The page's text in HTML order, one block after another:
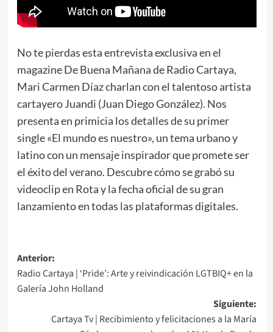
No te pierdas esta entrevista exclusiva en el
magazine De Buena Mañana de Radio Cartaya,
Mari Carmen Díaz charlan con el talentoso artista
cartayero Juandi (Juan Diego González). Nos
presenta en primicia los detalles de su primer
single «El mundo es nuestro», un tema urbano y
latino con un mensaje inspirador que promete ser
el éxito del verano. Descubre cómo se grabó su
videoclip en Rota y la fecha oficial de su gran
lanzamiento en todas las plataformas digitales.
Anterior:
Radio Cartaya | ‘Pride’: Arte y reivindicación LGTBIQ+ en la
Galería John Holland
Siguiente:
Cartaya Tv | Recibimiento y felicitaciones a la María